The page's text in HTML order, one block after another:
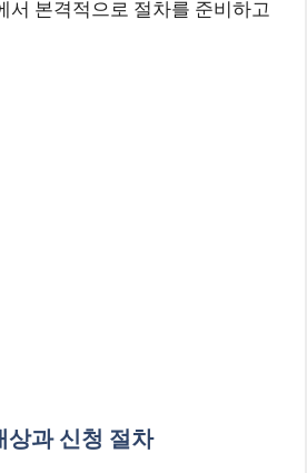
서 본격적으로 절차를 준비하고
상과 신청 절차